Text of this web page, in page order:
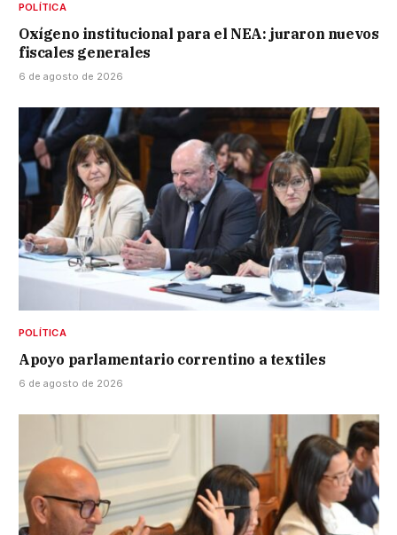
POLÍTICA
Oxígeno institucional para el NEA: juraron nuevos
fiscales generales
6 de agosto de 2026
POLÍTICA
Apoyo parlamentario correntino a textiles
6 de agosto de 2026